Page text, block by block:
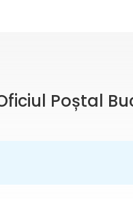
Poștal